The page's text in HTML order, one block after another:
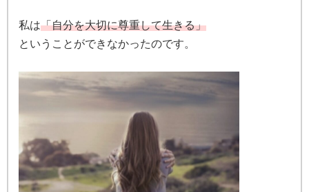
私は「自分を大切に尊重して生きる」
ということができなかったのです。